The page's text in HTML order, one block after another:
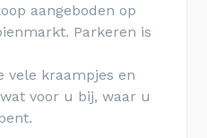
aangeboden op
Parkeren is
vele kraampjes en
voor u bij, waar u